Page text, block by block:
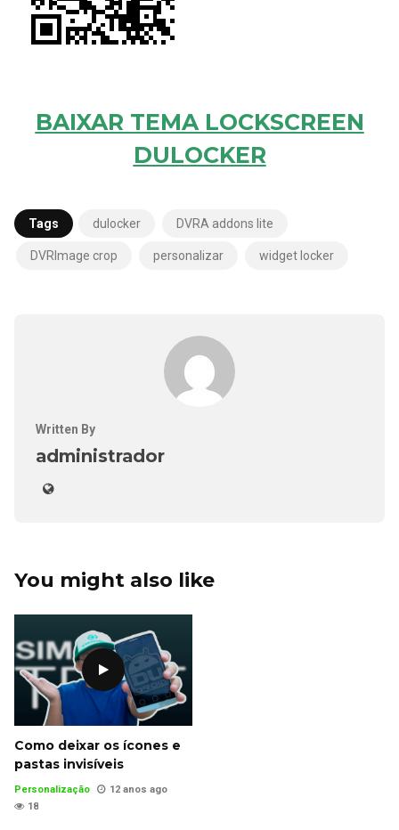
BAIXAR TEMA LOCKSCREEN
DULOCKER
Tags dulocker DVRA addons lite
DVRImage crop personalizar widget locker
Written By
administrador
You might also like
Como deixar os ícones e
pastas invisíveis
Personalização
12 anos ago
18